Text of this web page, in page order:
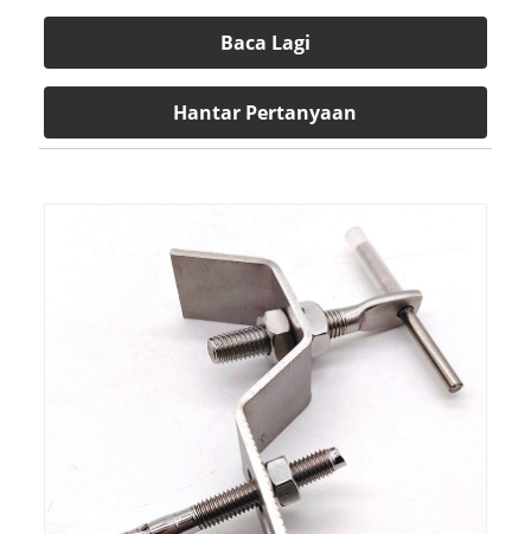
Baca Lagi
Hantar Pertanyaan